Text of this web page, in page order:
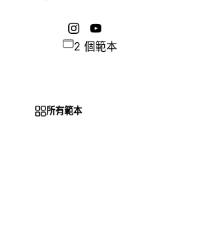
2 個範本
所有範本